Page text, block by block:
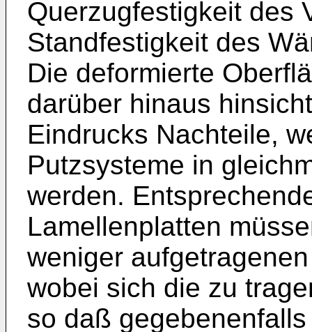
Querzugfestigkeit des
Standfestigkeit des
Die deformierte
darüber hinaus
Eindrucks Nachteile,
Putzsysteme in
werden.
Lamellenplatten
weniger
wobei sich die zu
so daß